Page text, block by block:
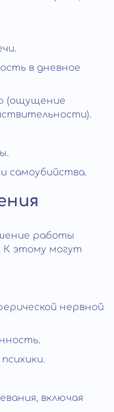
в дневное
(ощущение
самоубийства.
работы
К этому могут
нервной
включая